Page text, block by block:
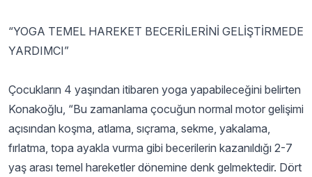
“YOGA TEMEL HAREKET BECERİLERİNİ GELİŞTİRMEDE
YARDIMCI”
Çocukların 4 yaşından itibaren yoga yapabileceğini belirten
Konakoğlu, “Bu zamanlama çocuğun normal motor gelişimi
açısından koşma, atlama, sıçrama, sekme, yakalama,
fırlatma, topa ayakla vurma gibi becerilerin kazanıldığı 2-7
yaş arası temel hareketler dönemine denk gelmektedir. Dört